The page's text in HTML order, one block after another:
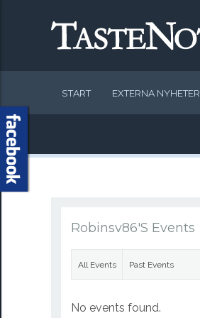
START EXTERNA NYHETER
Robinsv86's Events
All Events Past Events
No events found.